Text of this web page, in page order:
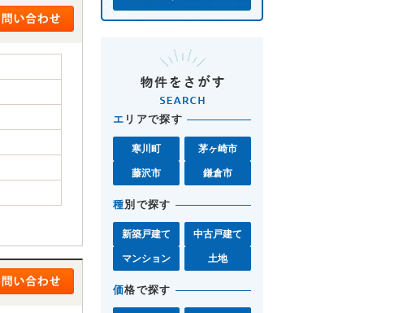
エ リアで探す
寒川町 茅ヶ崎市
藤沢市 鎌倉市
種別で探す
新築戸建て 中古戸建て
マンション 土地
価格で探す